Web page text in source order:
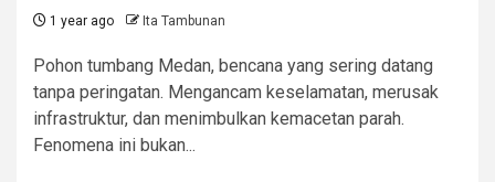
1 year ago Ita Tambunan
Pohon tumbang Medan, bencana yang sering datang
tanpa peringatan. Mengancam keselamatan, merusak
infrastruktur, dan menimbulkan kemacetan parah.
Fenomena ini bukan...